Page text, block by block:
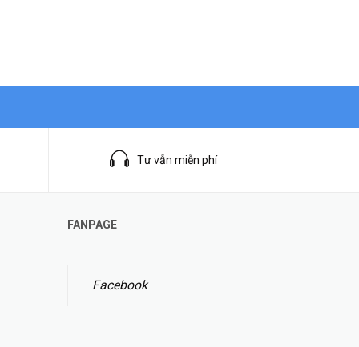
Tư vẫn miễn phí
FANPAGE
Facebook